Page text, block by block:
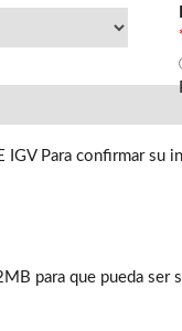
para que pueda ser
IGV Para confirmar su